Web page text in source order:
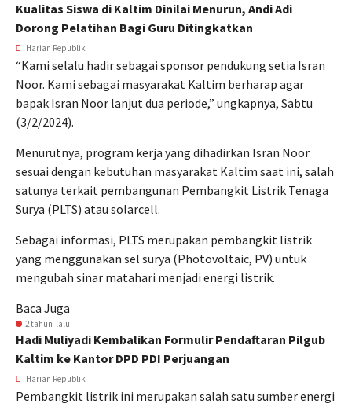
Kualitas Siswa di Kaltim Dinilai Menurun, Andi Adi
Dorong Pelatihan Bagi Guru Ditingkatkan
Harian Republik
“Kami selalu hadir sebagai sponsor pendukung setia Isran
Noor. Kami sebagai masyarakat Kaltim berharap agar
bapak Isran Noor lanjut dua periode,” ungkapnya, Sabtu
(3/2/2024).
Menurutnya, program kerja yang dihadirkan Isran Noor
sesuai dengan kebutuhan masyarakat Kaltim saat ini, salah
satunya terkait pembangunan Pembangkit Listrik Tenaga
Surya (PLTS) atau solarcell.
Sebagai informasi, PLTS merupakan pembangkit listrik
yang menggunakan sel surya (Photovoltaic, PV) untuk
mengubah sinar matahari menjadi energi listrik.
Baca Juga
2 tahun lalu
Hadi Muliyadi Kembalikan Formulir Pendaftaran Pilgub
Kaltim ke Kantor DPD PDI Perjuangan
Harian Republik
Pembangkit listrik ini merupakan salah satu sumber energi